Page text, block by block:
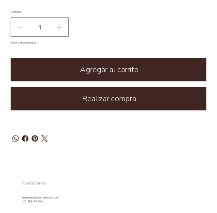
Cantidad
Solo 1 disponible(s)
Agregar al carrito
Realizar compra
marketing@welldone.com.pe
+51 933 422 049
Contáctanos